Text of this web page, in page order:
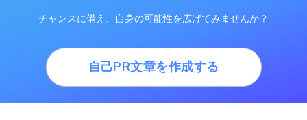
チャンスに備え、自身の可能性を広げてみませんか？
自己PR文章を作成する